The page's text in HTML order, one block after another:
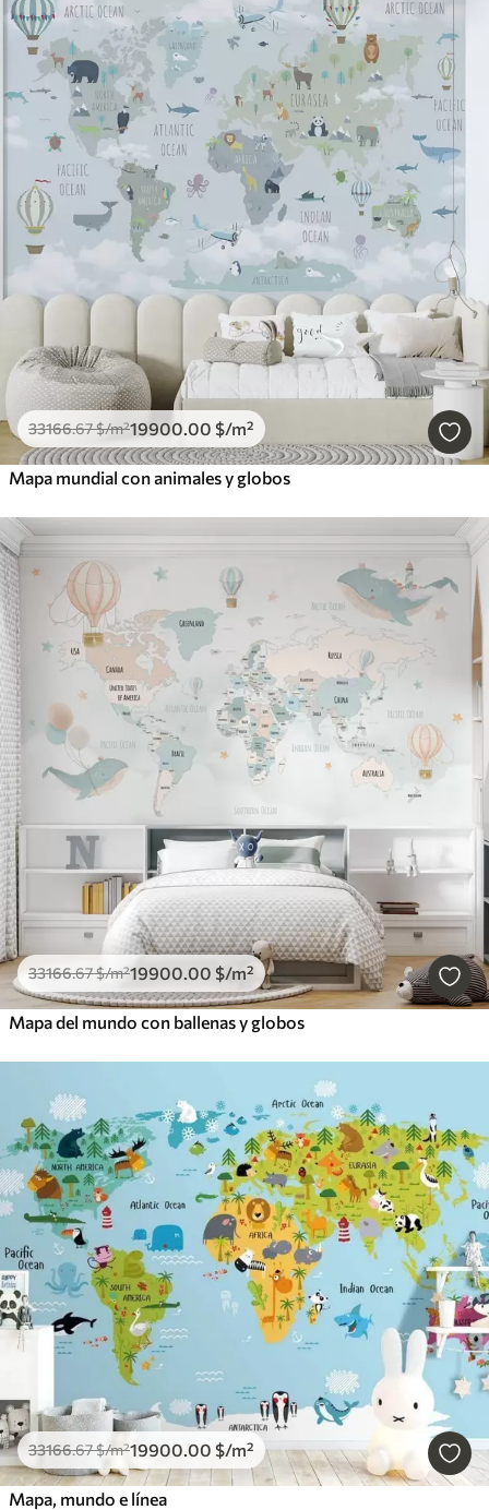
33166.67$/m²19900 .00 $/m²
Mapa mundial con animales y globos
33166.67$/m²19900 .00 $/m²
Mapa del mundo con ballenas y globos
33166.67$/m²19900 .00 $/m²
Mapa, mundo e línea